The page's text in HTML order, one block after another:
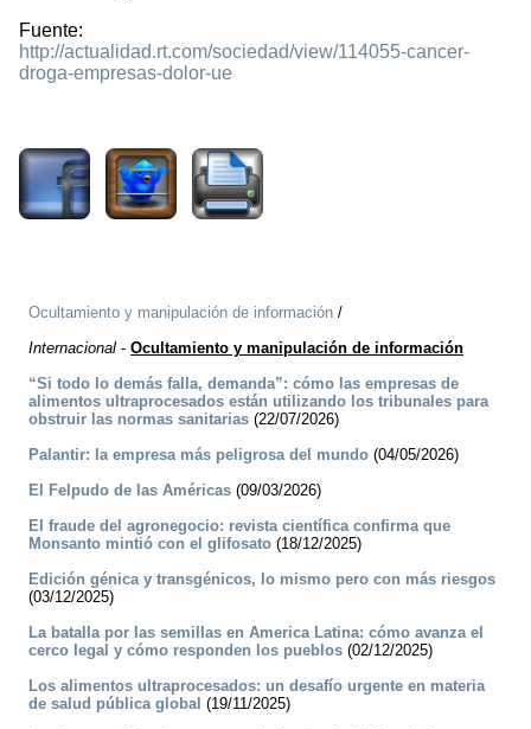
Fuente:
http://actualidad.rt.com/sociedad/view/114055-cancer-
droga-empresas-dolor-ue
Ocultamiento y manipulación de información /
Internacional - Ocultamiento y manipulación de información
“Si todo lo demás falla, demanda”: cómo las empresas de
alimentos ultraprocesados están utilizando los tribunales para
obstruir las normas sanitarias (22/07/2026)
Palantir: la empresa más peligrosa del mundo (04/05/2026)
El Felpudo de las Américas (09/03/2026)
El fraude del agronegocio: revista científica confirma que
Monsanto mintió con el glifosato (18/12/2025)
Edición génica y transgénicos, lo mismo pero con más riesgos
(03/12/2025)
La batalla por las semillas en America Latina: cómo avanza el
cerco legal y cómo responden los pueblos (02/12/2025)
Los alimentos ultraprocesados: un desafío urgente en materia
de salud pública global (19/11/2025)